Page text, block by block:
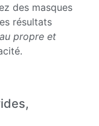
des masques
résultats
propre et